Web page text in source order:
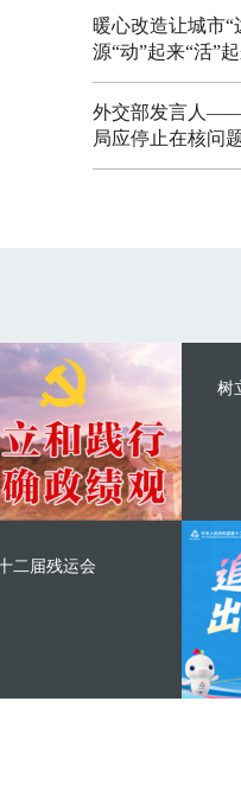
暖心改造让城市“
源“动”起来“活”
外交部发言人
局应停止在核问
树
二届残运会